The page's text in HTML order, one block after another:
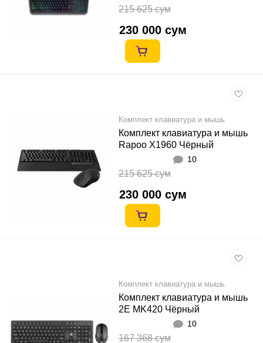
215 625 сум
230 000 сум
Комплект клавиатура и мышь
Комплект клавиатура и мышь
Rapoo X1960 Чёрный
10
215 625 сум
230 000 сум
Комплект клавиатура и мышь
Комплект клавиатура и мышь
2E MK420 Чёрный
10
167 368 сум